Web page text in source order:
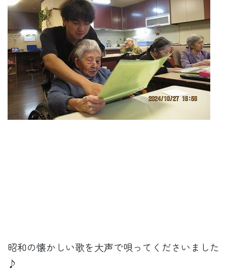
昭和の懐かしい歌を大声で唄ってくださいました
♪